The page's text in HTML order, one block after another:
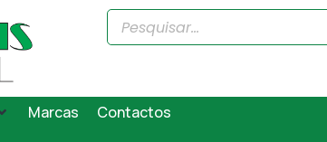
Marcas Contactos